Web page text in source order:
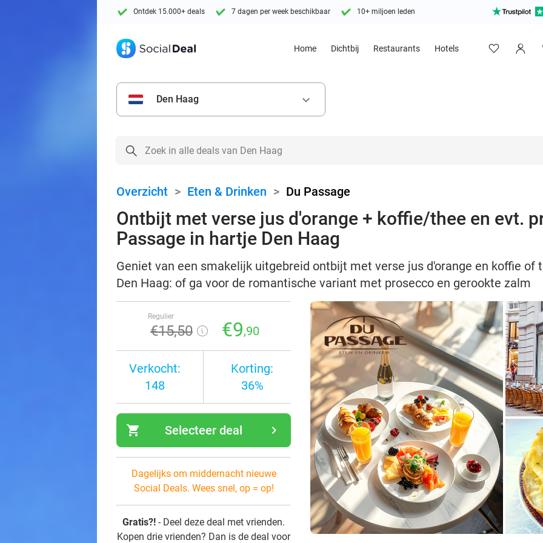
Ontdek 15.000+ deals 7 dagen per week beschikbaar 10+ miljoen leden
Home Dichtbij Restaurants Hotels
Den Haag keyboard_arrow_down
Overzicht > Eten & Drinken > Du Passage
Ontbijt met verse jus d'orange + koffie/thee en evt.
Passage in hartje Den Haag
Geniet van een smakelijk uitgebreid ontbijt met verse jus d'orange en koffie of
Den Haag: of ga voor de romantische variant met prosecco en gerookte zalm
Regulier
€15,50 €9,90
Verkocht:
148
Korting:
36%
shopping_cart navigate_next
Selecteer deal
Dagelijks om middernacht nieuwe
Social Deals. Wees snel, op = op!
Gratis?! - Deel deze deal met vrienden.
Kopen drie vrienden? Dan is de deal voor